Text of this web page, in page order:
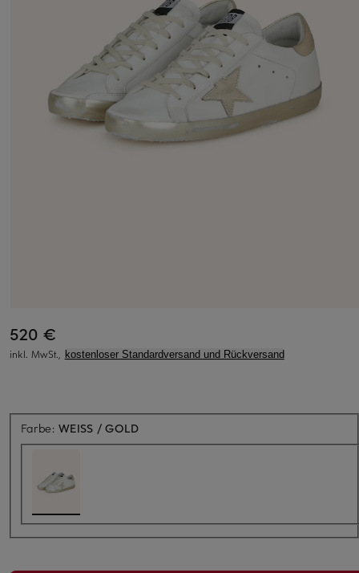
520 €
inkl. MwSt., kostenloser Standardversand und Rückversand
Farbe:WEISS / GOLD